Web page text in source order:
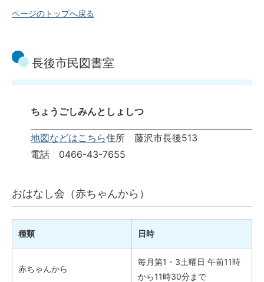
ページのトップへ戻る
長後市民図書室
ちょうごしみんとしょしつ
地図などはこちら住所 藤沢市長後513
電話 0466-43-7655
おはなし会（赤ちゃんから）
種類 日時
赤ちゃんから
毎月第1・3土曜日 午前11時
から11時30分まで